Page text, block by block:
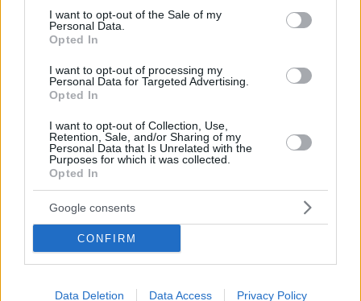
consent section.
I want to opt-out of the Sale of my
Personal Data.
Opted In
I want to opt-out of processing my
Personal Data for Targeted Advertising.
Opted In
I want to opt-out of Collection, Use,
Retention, Sale, and/or Sharing of my
Personal Data that Is Unrelated with the
Purposes for which it was collected.
Opted In
Google consents
CONFIRM
Data Deletion Data Access Privacy Policy